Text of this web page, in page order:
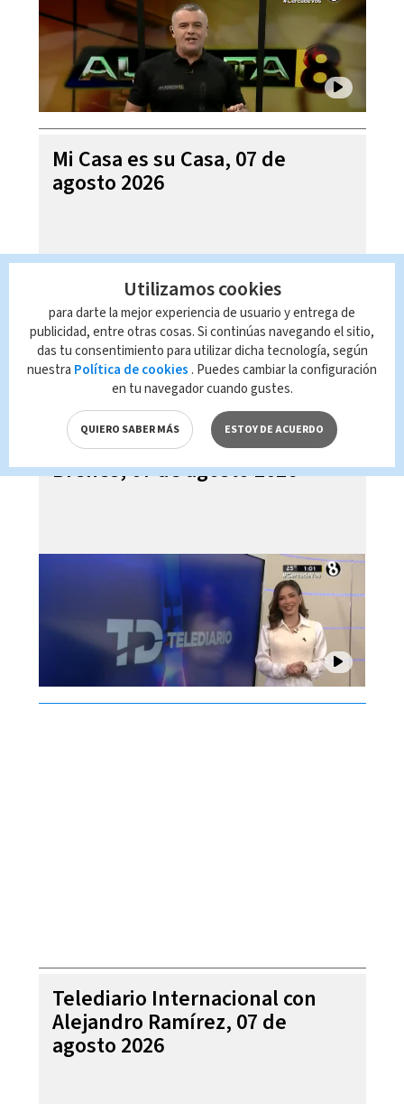
Mi Casa es su Casa, 07 de
agosto 2026
Telediario En Directo con Paula
Brenes, 07 de agosto 2026
Telediario Internacional con
Alejandro Ramírez, 07 de
agosto 2026
Utilizamos cookies
para darte la mejor experiencia de usuario y entrega de
publicidad, entre otras cosas. Si continúas navegando el sitio,
das tu consentimiento para utilizar dicha tecnología, según
nuestra Política de cookies . Puedes cambiar la configuración
en tu navegador cuando gustes.
QUIERO SABER MÁS ESTOY DE ACUERDO